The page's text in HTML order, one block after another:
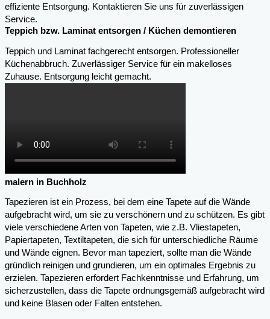
effiziente Entsorgung. Kontaktieren Sie uns für zuverlässigen
Service.
Teppich bzw. Laminat entsorgen / Küchen demontieren
Teppich und Laminat fachgerecht entsorgen. Professioneller
Küchenabbruch. Zuverlässiger Service für ein makelloses
Zuhause. Entsorgung leicht gemacht.
malern in Buchholz
Tapezieren ist ein Prozess, bei dem eine Tapete auf die Wände
aufgebracht wird, um sie zu verschönern und zu schützen. Es gibt
viele verschiedene Arten von Tapeten, wie z.B. Vliestapeten,
Papiertapeten, Textiltapeten, die sich für unterschiedliche Räume
und Wände eignen. Bevor man tapeziert, sollte man die Wände
gründlich reinigen und grundieren, um ein optimales Ergebnis zu
erzielen. Tapezieren erfordert Fachkenntnisse und Erfahrung, um
sicherzustellen, dass die Tapete ordnungsgemäß aufgebracht wird
und keine Blasen oder Falten entstehen.